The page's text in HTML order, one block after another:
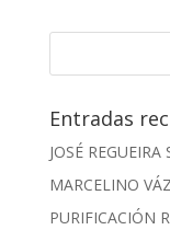
Entradas
JOSÉ REGUEIRA
MARCELINO
PURIFICACIÓN